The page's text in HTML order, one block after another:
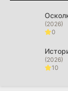
(2026)
0
(2026)
10